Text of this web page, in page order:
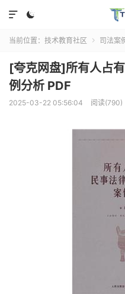


当前位置： 技术教育社区  司法案
[夸克网盘]所有人占
例分析 PDF
2025-03-22 05:56:04 阅读(790)